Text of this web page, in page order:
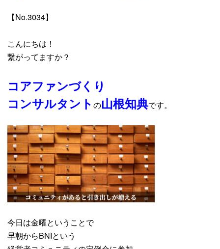
【No.3034】
こんにちは！
繋がってますか？
コアファンづくり
コンサルタント の山根知典です。
今日は金曜ということで
早朝からBNIという